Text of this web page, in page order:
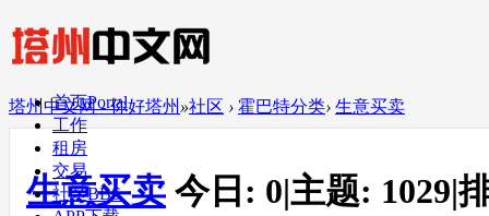
首页Portal
工作
租房
交易
社区BBS
塔州中文网 - 你好塔州 »社区 › 霍巴特分类› 生意买卖
生意买卖 今日: 0|主题: 1029|